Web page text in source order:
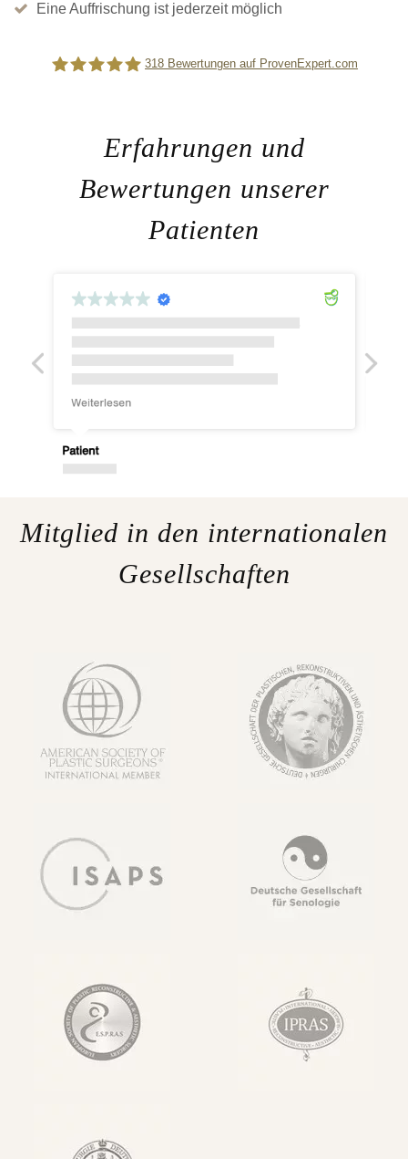
Eine Auffrischung ist jederzeit möglich
318 Bewertungen auf ProvenExpert.com
Erfahrungen und
Bewertungen unserer
Patienten
Mitglied in den internationalen
Gesellschaften